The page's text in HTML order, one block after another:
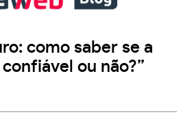
como saber se a
ou não?”